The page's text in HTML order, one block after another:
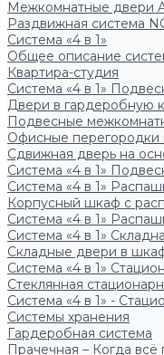
Межкомнатные двери
Раздвижная система
Система «4 в 1»
Общее описание
Квартира-студия
Система «4 в 1»
Двери в гардеробную
Подвесные
Офисные перегородки
Сдвижная дверь на
Система «4 в 1»
Система «4 в 1»
Корпусный шкаф с
Система «4 в 1»
Система «4 в 1»
Складные двери в
Система «4 в 1»
Стеклянная
Система «4 в 1» -
Системы хранения
Гардеробная система
Прачечная – Когда всё